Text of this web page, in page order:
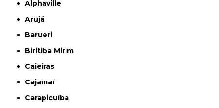
Alphaville
Arujá
Barueri
Biritiba Mirim
Caieiras
Cajamar
Carapicuíba